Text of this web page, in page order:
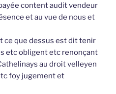
content audit vendeur
et au vue de nous et
ce que dessus est dit tenir
etc obligent etc renonçant
au droit velleyen
foy jugement et